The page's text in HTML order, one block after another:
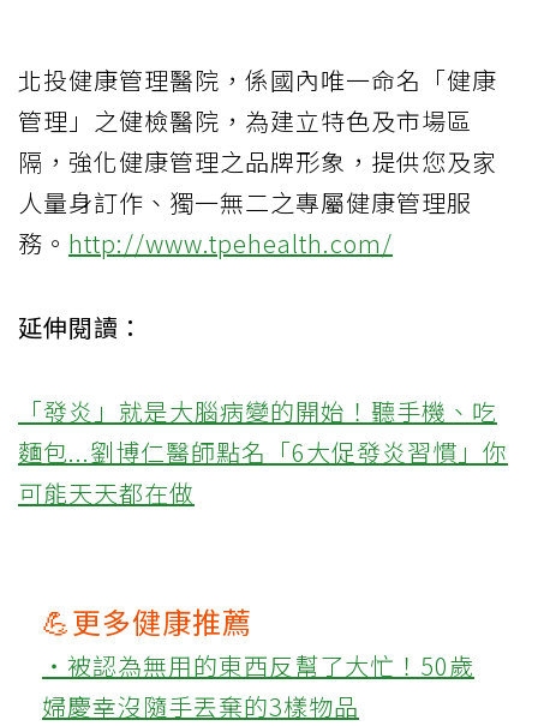
北投健康管理醫院，係國內唯一命名「健康
管理」之健檢醫院，為建立特色及市場區
隔，強化健康管理之品牌形象，提供您及家
人量身訂作、獨一無二之專屬健康管理服
務。 http://www.tpehealth.com/
延伸閱讀：
「發炎」就是大腦病變的開始！聽手機、吃
麵包...劉博仁醫師點名「6大促發炎習慣」你
可能天天都在做
💪更多健康推薦
‧被認為無用的東西反幫了大忙！50歲
婦慶幸沒隨手丟棄的3樣物品